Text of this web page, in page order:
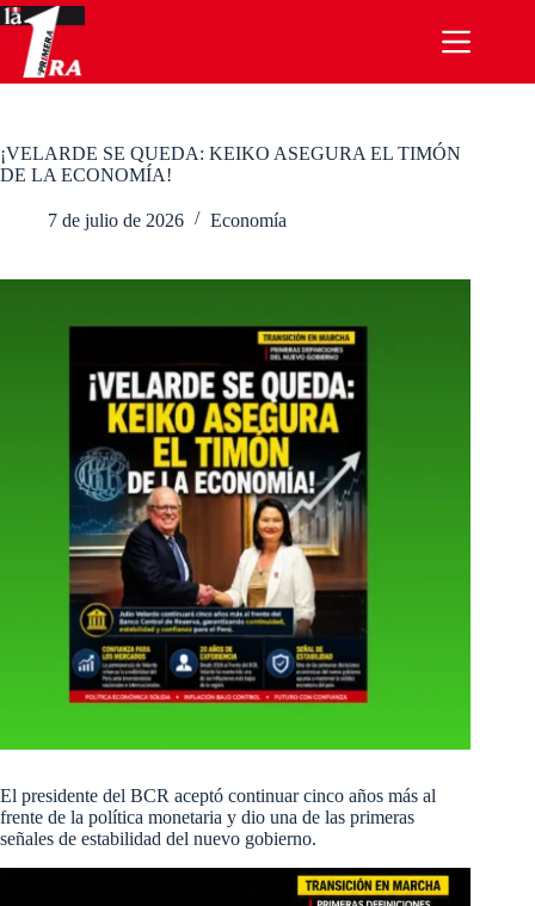
Saltar
al
contenido
¡VELARDE SE QUEDA: KEIKO ASEGURA EL TIMÓN
DE LA ECONOMÍA!
7 de julio de 2026 Economía
El presidente del BCR aceptó continuar cinco años más al
frente de la política monetaria y dio una de las primeras
señales de estabilidad del nuevo gobierno.